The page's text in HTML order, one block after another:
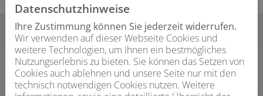
Sanitärräume für Flughäfen und Messegeländesowie
Sanitärräume für Sportstätten und Schulenbedürfen
der Möglichkeit zur gleichzeitigen Nutzung durch viele
Datenschutzhinweise
Ihre Zustimmung können Sie jederzeit widerrufen.
Wir verwenden auf dieser Webseite Cookies und
weitere Technologien, um Ihnen ein bestmögliches
Nutzungserlebnis zu bieten. Sie können das Setzen von
Cookies auch ablehnen und unsere Seite nur mit den
technisch notwendigen Cookies nutzen. Weitere